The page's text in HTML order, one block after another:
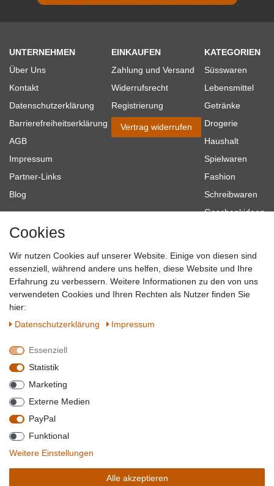
UNTERNEHMEN
Über Uns
Kontakt
Datenschutzerklärung
Barrierefreiheitserklärung
AGB
Impressum
Partner-Links
Blog
EINKAUFEN
Zahlung und Versand
Widerrufsrecht
Registrierung
Vertrag widerrufen
KATEGORIEN
Süsswaren
Lebensmittel
Getränke
Drogerie
Haushalt
Spielwaren
Fashion
Schreibwaren
Geschenkideen
Topmarken
SICHER EINKAUFEN
QUALITÄT
WIR AKZEPTIEREN
*Alle Preise verstehen sich inkl. MwSt. zzgl. Versandkosten. **Gilt für Lieferungen
innerhalb deutschlands, Lieferzeiten für andere Länder entnehmen Sie bitte der
Schaltfäche mit denVersandinformationen. *** Bei den ausgewiesenen Versandkosten
handelt es sich um die StandardVersandkostenfür Deutschland, diese ändern sich je
Cookies
Wir nutzen Cookies auf unserer Website. Einige von diesen sind
essenziell, während andere uns helfen, diese Website und Ihre
Erfahrung zu verbessern. Weitere Informationen zu den von uns
verwendeten Cookies und Ihren Rechten als Nutzer finden Sie
hier:
Daten­schutz­erklärung
Impressum
Essenziell
Statistik
Marketing
Externe Medien
PayPal
Funktional
Weitere Einstellungen
Alle akzeptieren